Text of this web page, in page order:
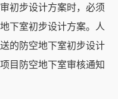
初步设计方案时，必须
下室初步设计方案。人
的防空地下室初步设计
目防空地下室审核通知